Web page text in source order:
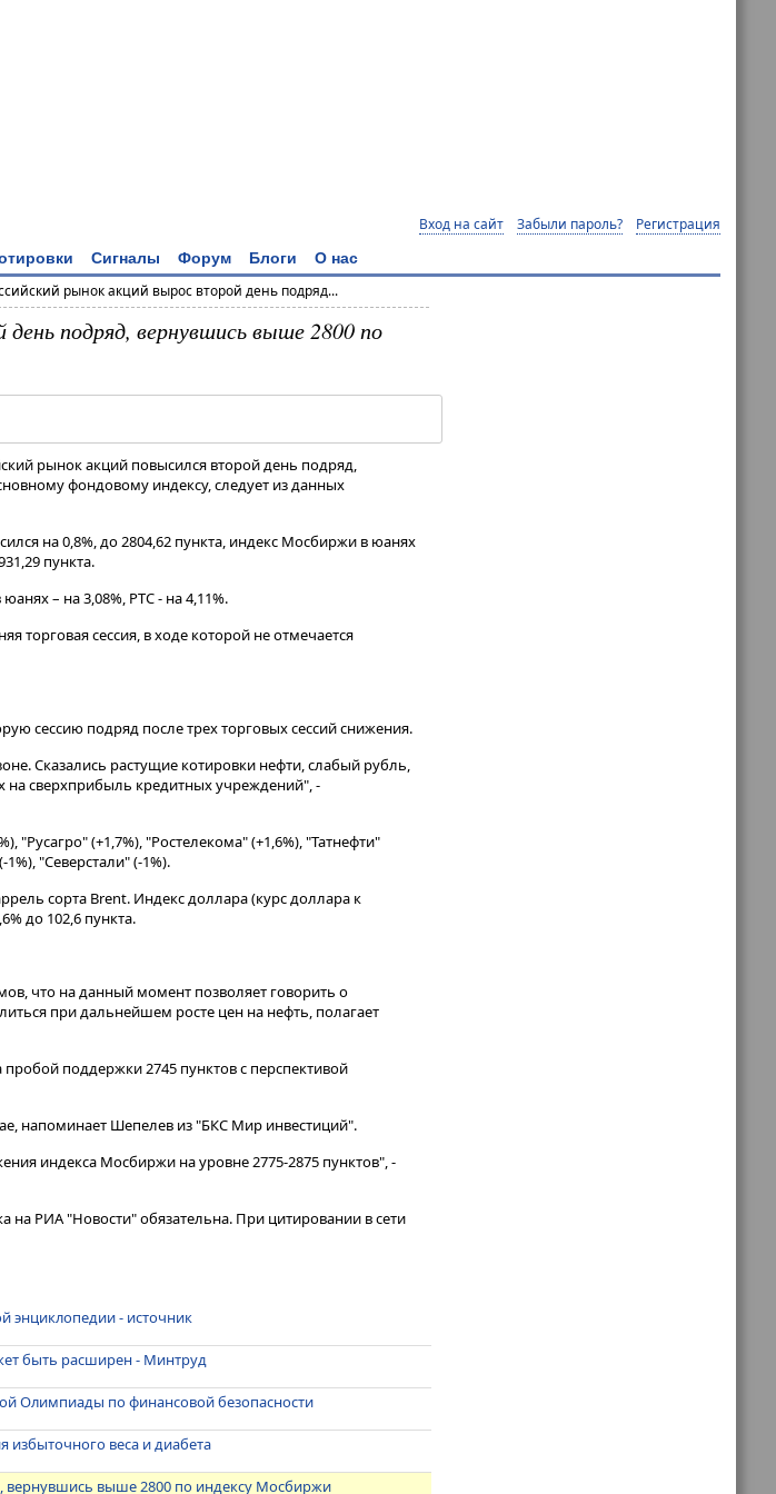
Вход на сайт Забыли пароль? Регистрация
Сигналы Форум Блоги О нас
рынок акций вырос второй день подряд...
подряд, вернувшись выше 2800 по
рынок акций повысился второй день подряд,
фондовому индексу, следует из данных
на 0,8%, до 2804,62 пункта, индекс Мосбиржи в юанях
пункта​​​.
– на 3,08%, РТС - на 4,11%.
торговая сессия, в ходе которой не отмечается
сессию подряд после трех торговых сессий снижения.
Сказались растущие котировки нефти, слабый рубль,
на сверхприбыль кредитных учреждений", -
(+1,7%), "Ростелекома" (+1,6%), "Татнефти"
"Северстали" (-1%).
сорта Brent. Индекс доллара (курс доллара к
до 102,6 пункта.
что на данный момент позволяет говорить о
при дальнейшем росте цен на нефть, полагает
поддержки 2745 пунктов с перспективой
напоминает Шепелев из "БКС Мир инвестиций".
индекса Мосбиржи на уровне 2775-2875 пунктов", -
РИА "Новости" обязательна. При цитировании в сети
энциклопедии - источник
быть расширен - Минтруд
Олимпиады по финансовой безопасности
избыточного веса и диабета
вернувшись выше 2800 по индексу Мосбиржи